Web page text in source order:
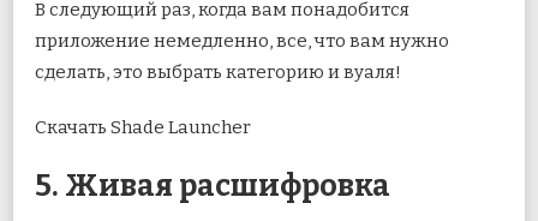
В следующий раз, когда вам понадобится
приложение немедленно, все, что вам нужно
сделать, это выбрать категорию и вуаля!
Скачать Shade Launcher
5. Живая расшифровка